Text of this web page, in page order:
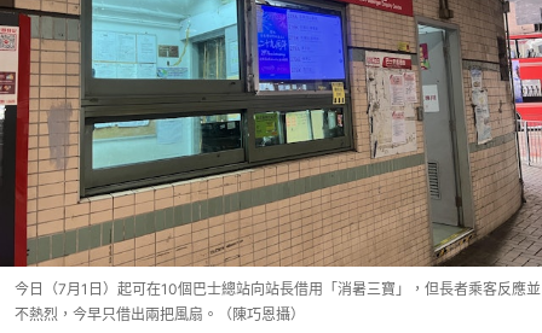
今日（7月1日）起可在10個巴士總站向站長借用「消暑三寶」，但長者乘客反應並
不熱烈，今早只借出兩把風扇。（陳巧恩攝）